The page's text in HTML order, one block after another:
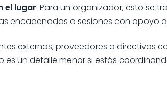
el lugar. Para un organizador, esto se
encadenadas o sesiones con apoyo
externos, proveedores o directivos
un detalle menor si estás